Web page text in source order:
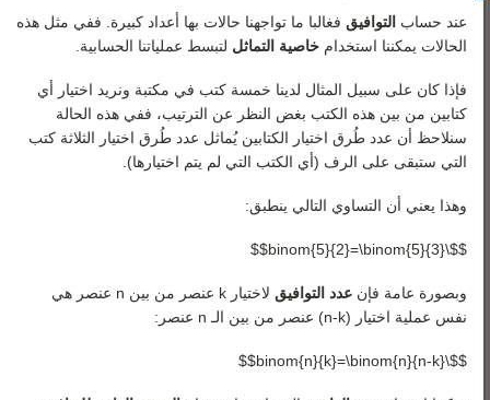
عند حساب التوافيق فغالبا ما تواجهنا حالات بها أعداد كبيرة. ففي مثل هذه
الحالات يمكننا استخدام خاصية التماثل لتبسط عملياتنا الحسابية.
فإذا كان على سبيل المثال لدينا خمسة كتب في مكتبة ونريد اختيار أي
كتابين من بين هذه الكتب بغض النظر عن الترتيب، ففي هذه الحالة
سنلاحظ أن عدد طُرق اختيار الكتابين يُماثل عدد طُرق اختيار الثلاثة كتب
التي ستبقى على الرف (أي الكتب التي لم يتم اختيارها).
وهذا يعني أن التساوي التالي ينطبق:
$$\binom{5}{2}=\binom{5}{3}$$
وبصورة عامة فإن عدد التوافيق لاختيار k عنصر من بين n عنصر هي
نفس عملية اختيار (
n-k
) عنصر من بين الـ n عنصر:
$$\binom{n}{k}=\binom{n}{n-k}$$